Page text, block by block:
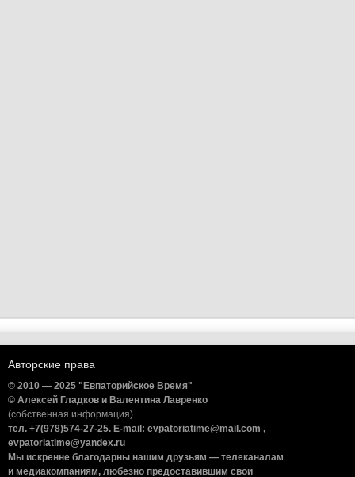
Авторские права
© 2010 — 2025 "Евпаторийское Время"
© Алексей Гладков и Валентина Лавренко
(собственная информация)
тел. +7(978)574-27-25. E-mail: evpatoriatime@mail.com ,
evpatoriatime@yandex.ru
Мы искренне благодарны нашим друзьям — телеканалам
и медиакомпаниям, любезно предоставившим свои